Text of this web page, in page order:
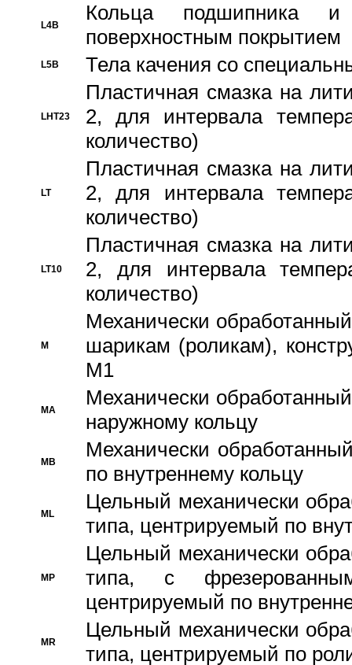
L4B
Кольца подшипника
поверхностным покрытием
L5B Тела качения со
LHT23
Пластичная смазка на
2, для интервала
количество)
LT
Пластичная смазка на
2, для интервала
количество)
LT10
Пластичная смазка на
2, для интервала
количество)
M
Механически
шарикам (роликам),
M1
MA
Механически
наружному кольцу
MB
Механически
по внутреннему кольцу
ML
Цельный механически
типа, центрируемый по
MP
Цельный механически
типа, с
центрируемый по
MR
Цельный механически
типа, центрируемый по